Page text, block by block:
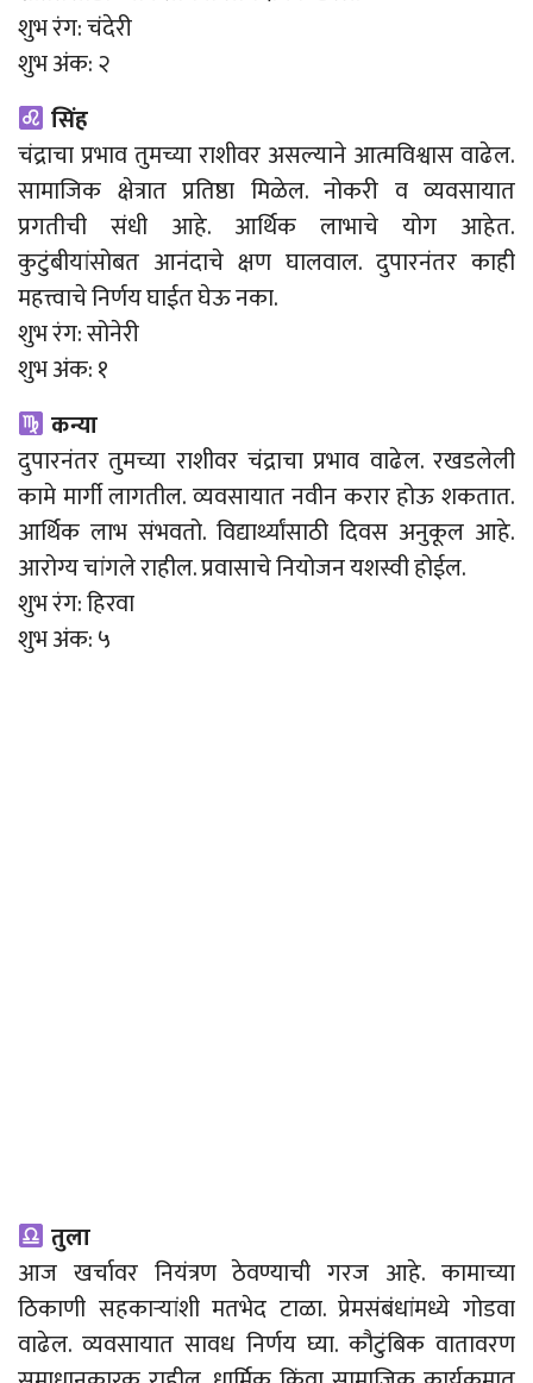
शुभ रंग: चंदेरी
शुभ अंक: २
सिंह
चंद्राचा प्रभाव तुमच्या राशीवर असल्याने आत्मविश्वास वाढेल.
सामाजिक क्षेत्रात प्रतिष्ठा मिळेल. नोकरी व व्यवसायात
प्रगतीची संधी आहे. आर्थिक लाभाचे योग आहेत.
कुटुंबीयांसोबत आनंदाचे क्षण घालवाल. दुपारनंतर काही
महत्त्वाचे निर्णय घाईत घेऊ नका.
शुभ रंग: सोनेरी
शुभ अंक: १
कन्या
दुपारनंतर तुमच्या राशीवर चंद्राचा प्रभाव वाढेल. रखडलेली
कामे मार्गी लागतील. व्यवसायात नवीन करार होऊ शकतात.
आर्थिक लाभ संभवतो. विद्यार्थ्यांसाठी दिवस अनुकूल आहे.
आरोग्य चांगले राहील. प्रवासाचे नियोजन यशस्वी होईल.
शुभ रंग: हिरवा
शुभ अंक: ५
तुला
आज खर्चावर नियंत्रण ठेवण्याची गरज आहे. कामाच्या
ठिकाणी सहकाऱ्यांशी मतभेद टाळा. प्रेमसंबंधांमध्ये गोडवा
वाढेल. व्यवसायात सावध निर्णय घ्या. कौटुंबिक वातावरण